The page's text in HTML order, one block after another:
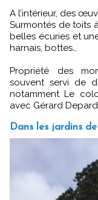
A l’intérieur, des
Surmontés de toits
belles écuries et
harnais, bottes…
Propriété des
souvent servi de
notamment Le
avec Gérard
Dans les jardins